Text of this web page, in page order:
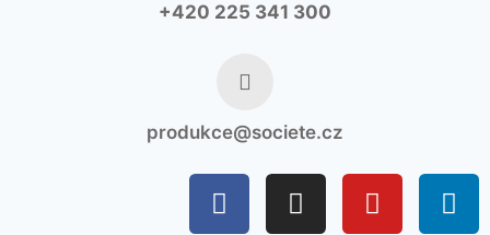
+420 225 341 300
produkce@societe.cz